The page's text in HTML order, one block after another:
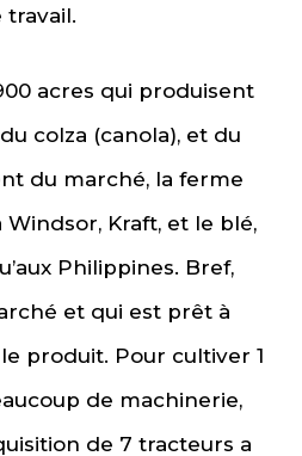
travail.
acres qui produisent
colza (canola), et du
du marché, la ferme
Windsor, Kraft, et le blé,
Philippines. Bref,
et qui est prêt à
produit. Pour cultiver 1
de machinerie,
de 7 tracteurs a